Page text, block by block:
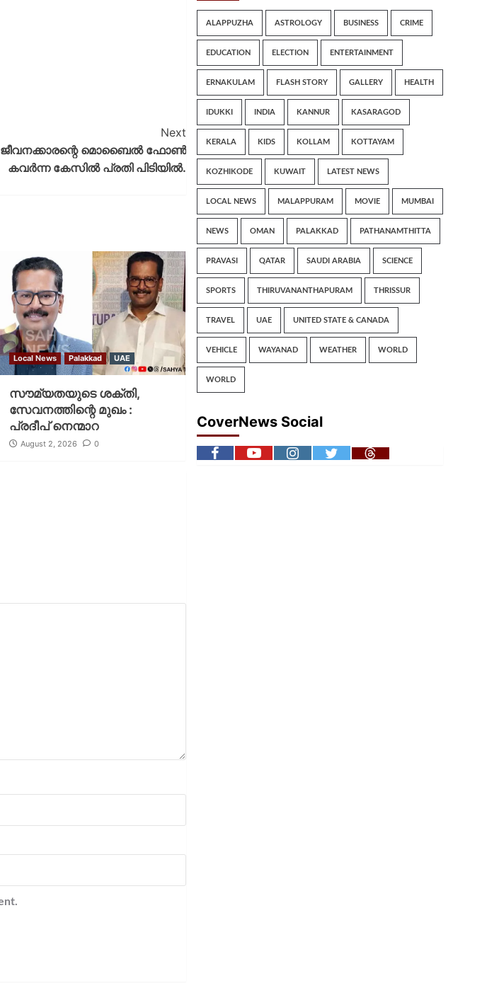
Next
ജീവനക്കാരന്റെ മൊബൈൽ ഫോൺ
കവർന്ന കേസിൽ പ്രതി പിടിയിൽ.
Local News Palakkad UAE
സൗമ്യതയുടെ ശക്തി,
സേവനത്തിന്റെ മുഖം :
പ്രദീപ് നെന്മാറ
August 2, 2026 0
ALAPPUZHA ASTROLOGY BUSINESS CRIME
EDUCATION ELECTION ENTERTAINMENT
ERNAKULAM FLASH STORY GALLERY HEALTH
IDUKKI INDIA KANNUR KASARAGOD
KERALA KIDS KOLLAM KOTTAYAM
KOZHIKODE KUWAIT LATEST NEWS
LOCAL NEWS MALAPPURAM MOVIE MUMBAI
NEWS OMAN PALAKKAD PATHANAMTHITTA
PRAVASI QATAR SAUDI ARABIA SCIENCE
SPORTS THIRUVANANTHAPURAM THRISSUR
TRAVEL UAE UNITED STATE & CANADA
VEHICLE WAYANAD WEATHER WORLD
WORLD
CoverNews Social